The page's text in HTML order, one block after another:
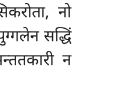
नो
सद्धिं
न